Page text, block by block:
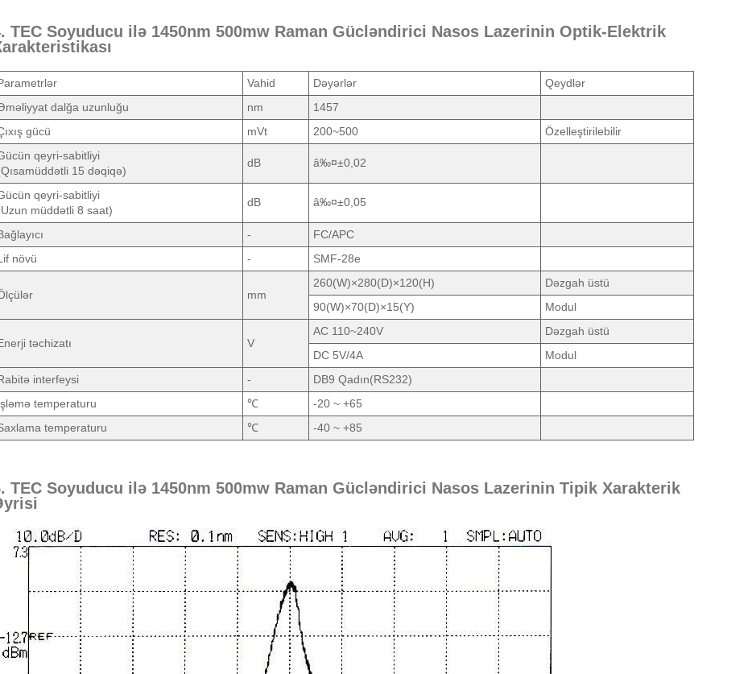
TEC Soyuducu ilə 1450nm 500mw Raman Gücləndirici Nasos Lazerinin Optik-Elektrik
Vahid Dəyərlər
Qeydlər
dalğa uzunluğu
nm
1457
gücü
mVt 200~500
Özelleştirilebilir
qeyri-sabitliyi
15 dəqiqə)
dB â‰¤±0,02
qeyri-sabitliyi
müddətli 8 saat)
dB â‰¤±0,05
-
FC/APC
növü
- SMF-28e
mm
260(W)×280(D)×120(H)
Dəzgah üstü
90(W)×70(D)×15(Y)
Modul
təchizatı V
AC 110~240V
Dəzgah üstü
DC 5V/4A
Modul
interfeysi
-
DB9 Qadın(RS232)
temperaturu
℃
-20 ~ +65
temperaturu
℃ -40 ~ +85
TEC Soyuducu ilə 1450nm 500mw Raman Gücləndirici Nasos Lazerinin Tipik Xarakterik